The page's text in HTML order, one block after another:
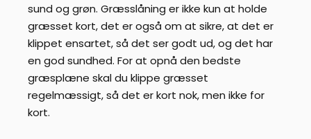
sund og grøn. Græsslåning er ikke kun at holde
græsset kort, det er også om at sikre, at det er
klippet ensartet, så det ser godt ud, og det har
en god sundhed. For at opnå den bedste
græsplæne skal du klippe græsset
regelmæssigt, så det er kort nok, men ikke for
kort.